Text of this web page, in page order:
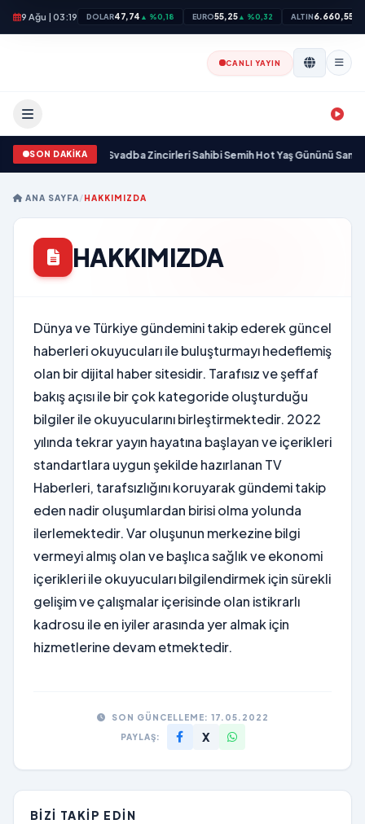
9 Ağu | 03:19 DOLAR47,74 ▲ %0,18 EURO55,25▲ %0,32 ALTIN6.660,55
CANLI YAYIN
SON DAKİKA
yaşamını yitirdi Svadba Zincirleri Sahibi Semih Hot Yaş Gününü Sanat
ANA SAYFA/HAKKIMIZDA
HAKKIMIZDA
Dünya ve Türkiye gündemini takip ederek güncel
haberleri okuyucuları ile buluşturmayı hedeflemiş
olan bir dijital haber sitesidir. Tarafısız ve şeffaf
bakış açısı ile bir çok kategoride oluşturduğu
bilgiler ile okuyucularını birleştirmektedir. 2022
yılında tekrar yayın hayatına başlayan ve içerikleri
standartlara uygun şekilde hazırlanan TV
Haberleri, tarafsızlığını koruyarak gündemi takip
eden nadir oluşumlardan birisi olma yolunda
ilerlemektedir. Var oluşunun merkezine bilgi
vermeyi almış olan ve başlıca sağlık ve ekonomi
içerikleri ile okuyucuları bilgilendirmek için sürekli
gelişim ve çalışmalar içerisinde olan istikrarlı
kadrosu ile en iyiler arasında yer almak için
hizmetlerine devam etmektedir.
SON GÜNCELLEME: 17.05.2022
PAYLAŞ:
X
BIZI TAKIP EDIN